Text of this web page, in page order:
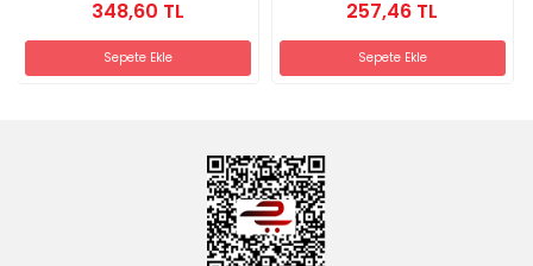
348,60 TL
Sepete Ekle
257,46 TL
Sepete Ekle